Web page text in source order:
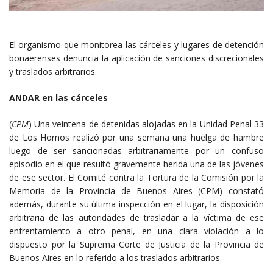
El organismo que monitorea las cárceles y lugares de detención
bonaerenses denuncia la aplicación de sanciones discrecionales
y traslados arbitrarios.
ANDAR en las cárceles
(CPM) Una veintena de detenidas alojadas en la Unidad Penal 33
de Los Hornos realizó por una semana una huelga de hambre
luego de ser sancionadas arbitrariamente por un confuso
episodio en el que resultó gravemente herida una de las jóvenes
de ese sector. El Comité contra la Tortura de la Comisión por la
Memoria de la Provincia de Buenos Aires (CPM) constató
además, durante su última inspección en el lugar, la disposición
arbitraria de las autoridades de trasladar a la víctima de ese
enfrentamiento a otro penal, en una clara violación a lo
dispuesto por la Suprema Corte de Justicia de la Provincia de
Buenos Aires en lo referido a los traslados arbitrarios.